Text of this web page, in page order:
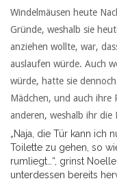
Windelmäusen heute
Gründe, weshalb sie
anziehen wollte, war,
auslaufen würde. Auch
würde, hatte sie
Mädchen, und auch ihre
anderen, weshalb ihr die
„Naja, die Tür kann ich
Toilette zu gehen, so
rumliegt…“, grinst
unterdessen bereits